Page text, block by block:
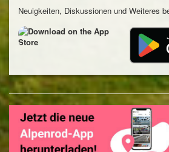
Neuigkeiten, Diskussionen und Weiteres